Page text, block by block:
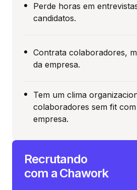
Perde horas em
candidatos.
Contrata colaboradores,
da empresa.
Tem um clima
colaboradores sem fit
empresa.
Recrutando
com a Chawork